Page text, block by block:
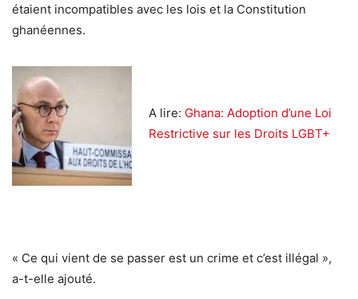
étaient incompatibles avec les lois et la Constitution
ghanéennes.
A lire: Ghana: Adoption d’une Loi
Restrictive sur les Droits LGBT+
« Ce qui vient de se passer est un crime et c’est illégal »,
a-t-elle ajouté.